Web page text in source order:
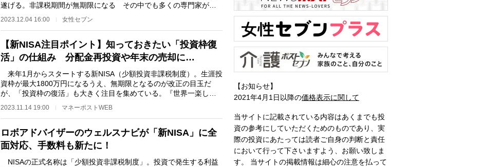
遂げる。非課税期間が無期限になる その中でも多くの専門家が
「もっとも大きなメリッ…
2023.12.04 16:00 女性セブン
【新NISA注目ポイント】知っておきたい「投資枠復
活」の仕組み 分配金再投資や年末の売却に…
来年1月からスタートする新NISA（少額投資非課税制度）。生涯投
資枠が最大1800万円になるうえ、無期限となるのが改正の目玉だ
が、「投資枠の復活」も大きく注目を集めている。『世界一楽し
い！会社四季報の読み方…
2023.11.14 19:00 マネーポストWEB
ロボアドバイザーのウェルスナビが「新NISA」に全
面対応、手数料も新たに！
NISAの正式名称は「少額投資非課税制度」。投資で発生する利益
【お知らせ】
2021年4月1日以降の価格表示に関して
当サイトに記載されている内容はあくまでも投
資の参考にしていただくためのものであり、実
際の投資にあたっては読者ご自身の判断と責任
において行って下さいますよう、お願い致しま
す。 当サイトの掲載情報は細心の注意を払って